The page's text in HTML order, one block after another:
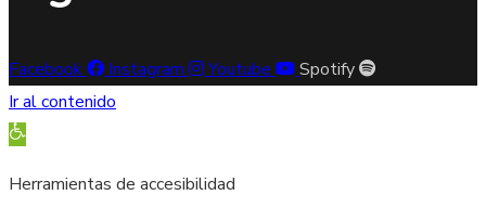
Facebook Instagram Youtube
Spotify
Ir al contenido
Abrir barra de herramientas
Herramientas de accesibilidad